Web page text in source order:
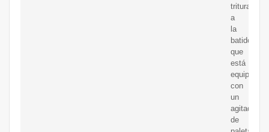
trituradora
a
la
batidora,
que
está
equipada
con
un
agitador
de